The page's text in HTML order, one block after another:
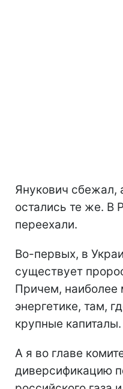
Янукович сбежал,
остались те же. В
переехали.
Во-первых, в
существует
Причем,
энергетике, там,
крупные капиталы.
А я во главе
диверсификацию